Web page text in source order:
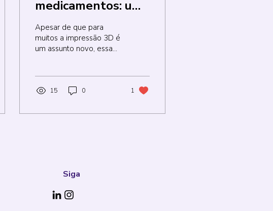
medicamentos: um
caminho trilhado ao
longo dos anos
Apesar de que para
muitos a impressão 3D é
um assunto novo, essa
longo...
15 0 1
Siga